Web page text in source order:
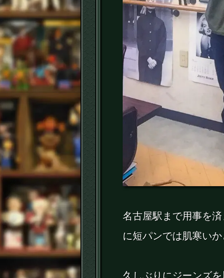
名古屋駅まで用事を
に短パンでは肌寒いか
久しぶりにジーンズ